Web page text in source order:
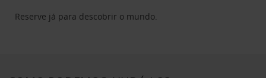
Reserve já para descobrir o mundo.